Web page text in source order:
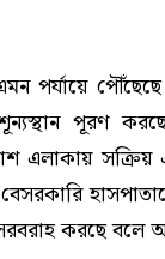
পর্যায়ে
পূরণ
এলাকায় সক্রিয়
করছে বলে